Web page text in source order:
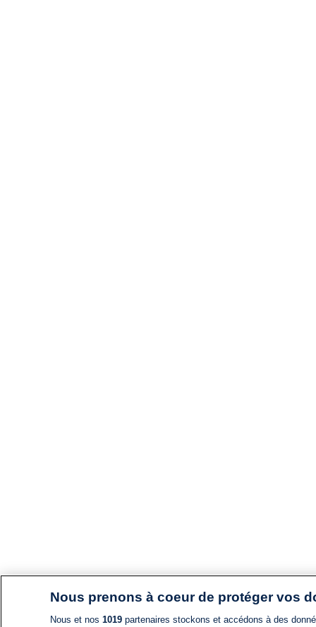
Nous prenons à coeur de protéger vos
Nous et nos 1019partenaires stockons et accédons à des